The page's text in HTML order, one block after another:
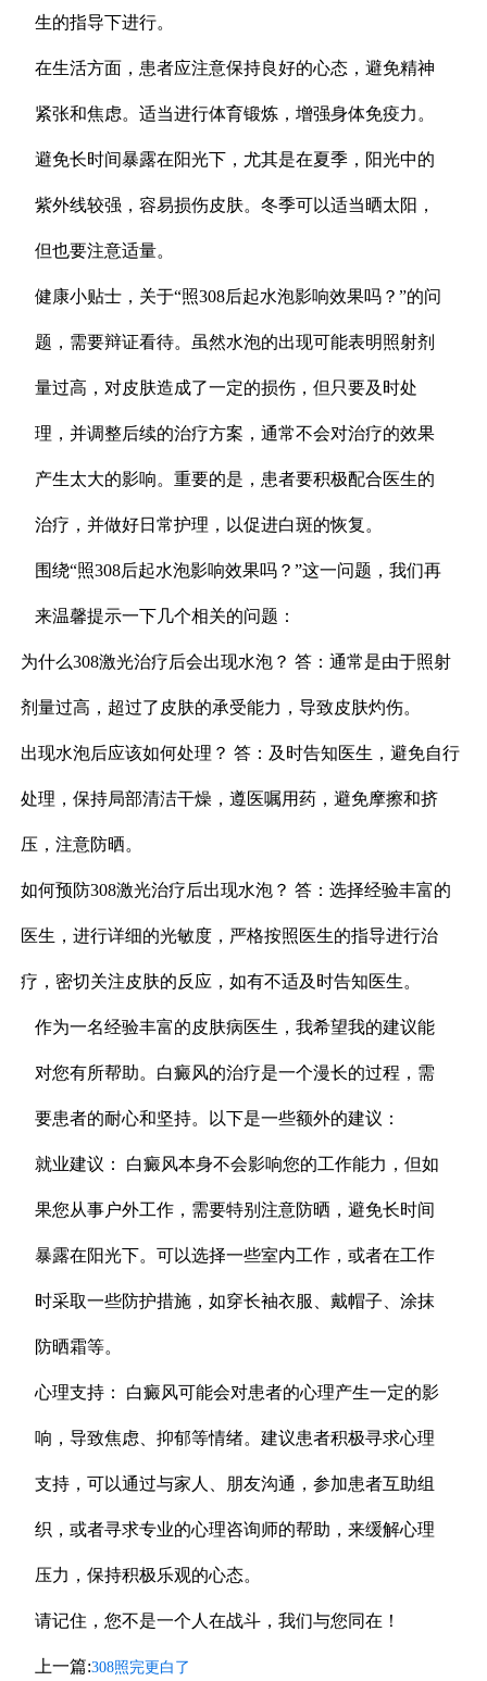
生的指导下进行。
在生活方面，患者应注意保持良好的心态，避免精神
紧张和焦虑。适当进行体育锻炼，增强身体免疫力。
避免长时间暴露在阳光下，尤其是在夏季，阳光中的
紫外线较强，容易损伤皮肤。冬季可以适当晒太阳，
但也要注意适量。
健康小贴士，关于“照308后起水泡影响效果吗？”的问
题，需要辩证看待。虽然水泡的出现可能表明照射剂
量过高，对皮肤造成了一定的损伤，但只要及时处
理，并调整后续的治疗方案，通常不会对治疗的效果
产生太大的影响。重要的是，患者要积极配合医生的
治疗，并做好日常护理，以促进白斑的恢复。
围绕“照308后起水泡影响效果吗？”这一问题，我们再
来温馨提示一下几个相关的问题：
为什么308激光治疗后会出现水泡？ 答：通常是由于照射
剂量过高，超过了皮肤的承受能力，导致皮肤灼伤。
出现水泡后应该如何处理？ 答：及时告知医生，避免自行
处理，保持局部清洁干燥，遵医嘱用药，避免摩擦和挤
压，注意防晒。
如何预防308激光治疗后出现水泡？ 答：选择经验丰富的
医生，进行详细的光敏度，严格按照医生的指导进行治
疗，密切关注皮肤的反应，如有不适及时告知医生。
作为一名经验丰富的皮肤病医生，我希望我的建议能
对您有所帮助。白癜风的治疗是一个漫长的过程，需
要患者的耐心和坚持。以下是一些额外的建议：
就业建议： 白癜风本身不会影响您的工作能力，但如
果您从事户外工作，需要特别注意防晒，避免长时间
暴露在阳光下。可以选择一些室内工作，或者在工作
时采取一些防护措施，如穿长袖衣服、戴帽子、涂抹
防晒霜等。
心理支持： 白癜风可能会对患者的心理产生一定的影
响，导致焦虑、抑郁等情绪。建议患者积极寻求心理
支持，可以通过与家人、朋友沟通，参加患者互助组
织，或者寻求专业的心理咨询师的帮助，来缓解心理
压力，保持积极乐观的心态。
请记住，您不是一个人在战斗，我们与您同在！
上一篇:308照完更白了